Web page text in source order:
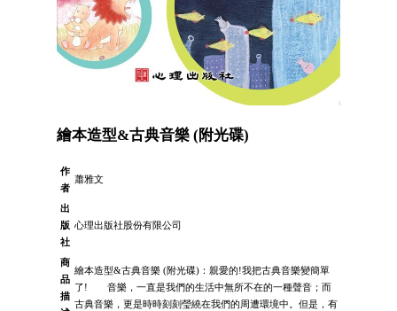
繪本造型&古典音樂 (附光碟)
作
者
蕭雅文
出
版
社
心理出版社股份有限公司
商
品
描
繪本造型&古典音樂 (附光碟)：親愛的!我把古典音樂變簡單
了! 音樂，一直是我們的生活中無所不在的一種聲音；而
古典音樂，更是時時刻刻瑩繞在我們的周遭環境中。但是，有